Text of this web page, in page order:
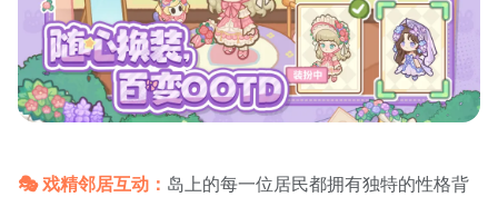
🎭 戏精邻居互动： 岛上的每一位居民都拥有独特的性格背